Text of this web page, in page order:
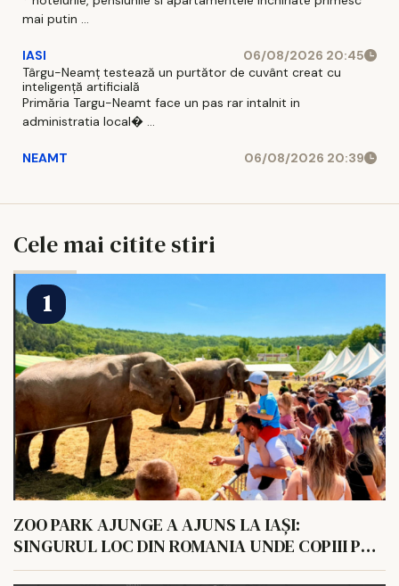
mai putin ...
IASI
06/08/2026 20:45
Târgu-Neamț testează un purtător de cuvânt creat cu
inteligență artificială
Primăria Targu-Neamt face un pas rar intalnit in
administratia local� ...
NEAMT 06/08/2026 20:39
Cele mai citite stiri
ZOO PARK AJUNGE A AJUNS LA IAȘI:
SINGURUL LOC DIN ROMANIA UNDE COPIII POT
HRANI UN ELEFANT